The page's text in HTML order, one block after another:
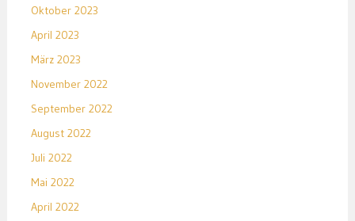
Oktober 2023
April 2023
März 2023
November 2022
September 2022
August 2022
Juli 2022
Mai 2022
April 2022